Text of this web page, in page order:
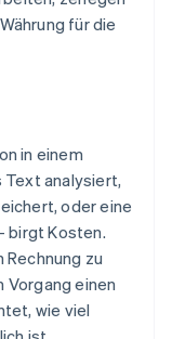
für die
in einem
Text analysiert,
oder eine
birgt Kosten.
zu
einen
wie viel